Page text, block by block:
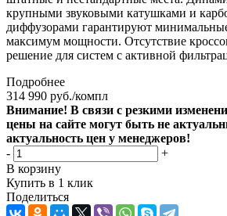
крупными звуковыми катушками и
диффузорами гарантируют
максимум мощности. Отсутствие
решение для систем с активной
Подробнее
314 990 руб./компл
Внимание! В связи с резкими
цены на сайте могут быть не
актуальность цен у менеджеров!
-
+
В корзину
Купить в 1 клик
Поделиться